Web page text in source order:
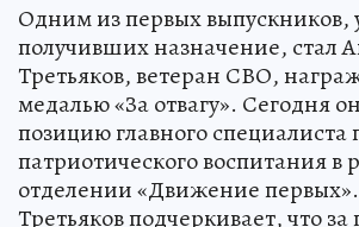
Одним из первых выпускников,
получивших назначение, стал
Третьяков, ветеран СВО,
медалью «За отвагу». Сегодня
позицию главного специалиста
патриотического воспитания в
отделении «Движение
Третьяков подчеркивает, что